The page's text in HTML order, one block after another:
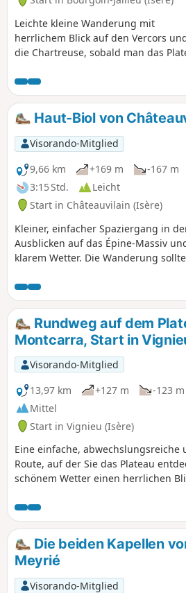
Leichte kleine Wanderung mit
herrlichem Blick auf den Vercors
die Chartreuse, sobald man das
Waldgebiete und landwirtschaftlich
genutzte Hochebenen, wo sich
und Licht abwechseln. Am besten bei
schönem Wetter, um die Kühle des
Waldes und die freie Aussicht zu
genießen.
Haut-Biol von
Visorando-Mitglied
9,66 km
+169 m
-167 m
3:15 Std.
Leicht
Start in Châteauvilain (Isère)
Kleiner, einfacher Spaziergang in
Ausblicken auf das Épine-Massiv
klarem Wetter. Die Wanderung
etwas Unterholz führt.
Rundweg auf dem
Montcarra, Start in
Visorando-Mitglied
13,97 km
+127 m -123 m
Mittel
Start in Vignieu (Isère)
Eine einfache,
Route, auf der Sie das Plateau
schönem Wetter einen herrlichen
Die beiden Kapellen
Meyrié
Visorando-Mitglied